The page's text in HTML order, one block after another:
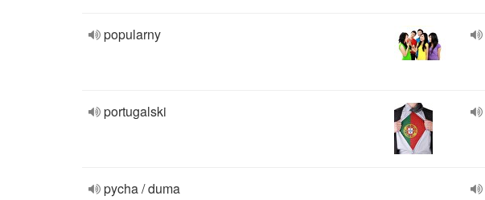
popularny
portugalski
pycha / duma